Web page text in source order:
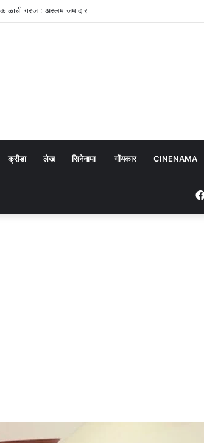
काळाची गरज : अस्लम जमादार
क्रीडा लेख सिनेनामा गोंयकार CINENAMA